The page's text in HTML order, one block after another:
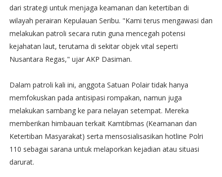
dari strategi untuk menjaga keamanan dan ketertiban di
wilayah perairan Kepulauan Seribu. "Kami terus mengawasi dan
melakukan patroli secara rutin guna mencegah potensi
kejahatan laut, terutama di sekitar objek vital seperti
Nusantara Regas," ujar AKP Dasiman.
Dalam patroli kali ini, anggota Satuan Polair tidak hanya
memfokuskan pada antisipasi rompakan, namun juga
melakukan sambang ke para nelayan setempat. Mereka
memberikan himbauan terkait Kamtibmas (Keamanan dan
Ketertiban Masyarakat) serta mensosialisasikan hotline Polri
110 sebagai sarana untuk melaporkan kejadian atau situasi
darurat.